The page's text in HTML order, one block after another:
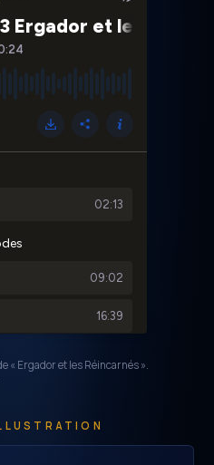
« Ergador et les Réincarnés ».